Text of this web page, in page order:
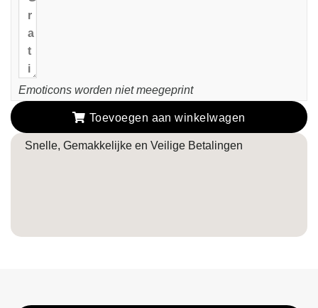
Emoticons worden niet meegeprint
Toevoegen aan winkelwagen
Snelle, Gemakkelijke en Veilige Betalingen